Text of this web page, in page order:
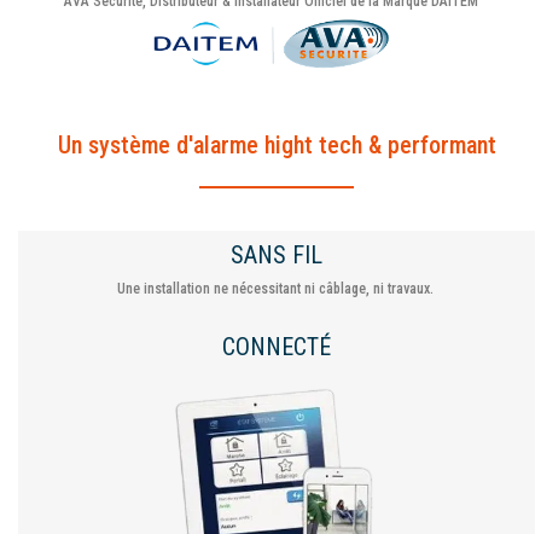
Un système d'alarme hight tech & performant
SANS FIL
Une installation ne nécessitant ni câblage, ni travaux.
CONNECTÉ